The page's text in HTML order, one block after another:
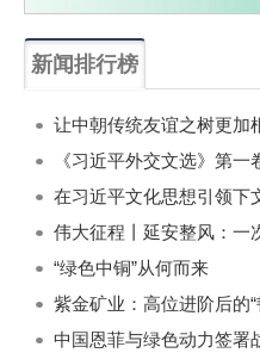
新闻排行榜
《习近平外交文选》第
“绿色中铜”从何而来
紫金矿业：高位进阶后的“
中国恩菲与绿色动力签署